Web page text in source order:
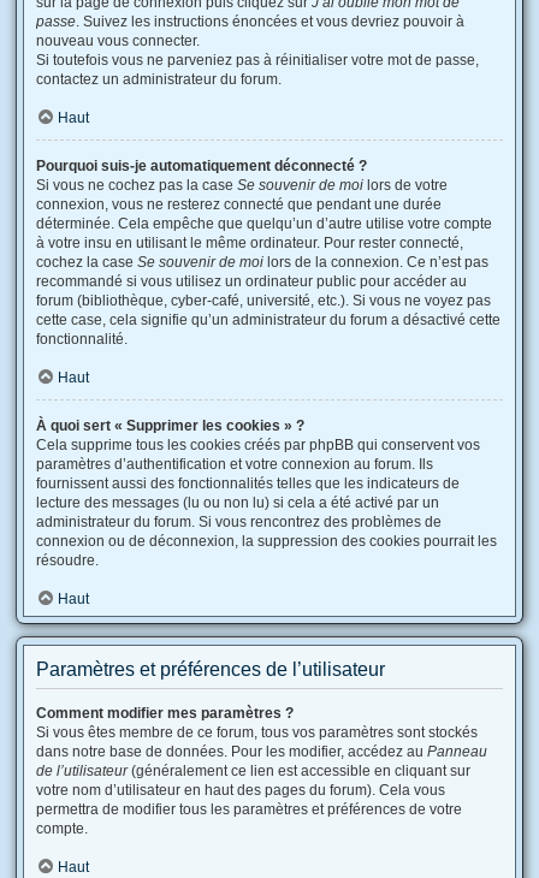
passe. Suivez les instructions énoncées et vous devriez pouvoir à
nouveau vous connecter.
Si toutefois vous ne parveniez pas à réinitialiser votre mot de passe,
contactez un administrateur du forum.
Haut
Pourquoi suis-je automatiquement déconnecté ?
Si vous ne cochez pas la case Se souvenir de moi lors de votre
connexion, vous ne resterez connecté que pendant une durée
déterminée. Cela empêche que quelqu’un d’autre utilise votre compte
à votre insu en utilisant le même ordinateur. Pour rester connecté,
cochez la case Se souvenir de moi lors de la connexion. Ce n’est pas
recommandé si vous utilisez un ordinateur public pour accéder au
forum (bibliothèque, cyber-café, université, etc.). Si vous ne voyez pas
cette case, cela signifie qu’un administrateur du forum a désactivé cette
fonctionnalité.
Haut
À quoi sert « Supprimer les cookies » ?
Cela supprime tous les cookies créés par phpBB qui conservent vos
paramètres d’authentification et votre connexion au forum. Ils
fournissent aussi des fonctionnalités telles que les indicateurs de
lecture des messages (lu ou non lu) si cela a été activé par un
administrateur du forum. Si vous rencontrez des problèmes de
connexion ou de déconnexion, la suppression des cookies pourrait les
résoudre.
Haut
Paramètres et préférences de l’utilisateur
Comment modifier mes paramètres ?
Si vous êtes membre de ce forum, tous vos paramètres sont stockés
dans notre base de données. Pour les modifier, accédez au Panneau
de l’utilisateur(généralement ce lien est accessible en cliquant sur
votre nom d’utilisateur en haut des pages du forum). Cela vous
permettra de modifier tous les paramètres et préférences de votre
compte.
Haut